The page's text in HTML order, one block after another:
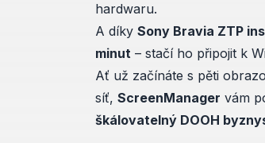
hardwaru.
A díky Sony Bravia ZTP
minut – stačí ho připojit k
Ať už začínáte s pěti
síť, ScreenManager vám
škálovatelný DOOH